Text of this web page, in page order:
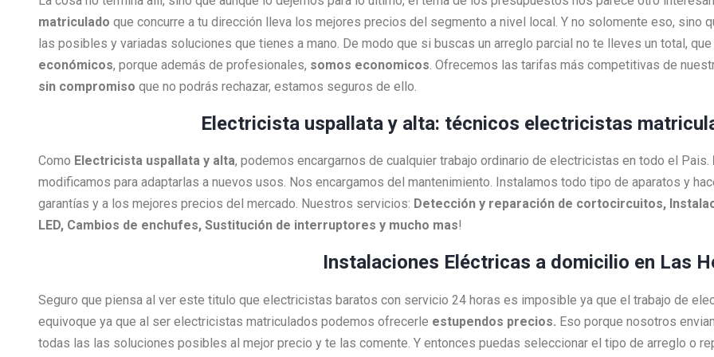
matriculado que concurre a tu dirección lleva los mejores precios del segmento a nivel local. Y no solomente eso, sino
las posibles y variadas soluciones que tienes a mano. De modo que si buscas un arreglo parcial no te lleves un total,
económicos, porque además de profesionales, somos economicos . Ofrecemos las tarifas más competitivas de
sin compromiso que no podrás rechazar, estamos seguros de ello.
Electricista uspallata y alta: técnicos electricistas
Como Electricista uspallata y alta, podemos encargarnos de cualquier trabajo ordinario de electricistas en todo el Pais.
modificamos para adaptarlas a nuevos usos. Nos encargamos del mantenimiento. Instalamos todo tipo de aparatos y
garantías y a los mejores precios del mercado. Nuestros servicios: Detección y reparación de cortocircuitos,
LED, Cambios de enchufes, Sustitución de interruptores y mucho mas!
Instalaciones Eléctricas a domicilio en Las
Seguro que piensa al ver este titulo que electricistas baratos con servicio 24 horas es imposible ya que el trabajo de
equivoque ya que al ser electricistas matriculados podemos ofrecerle estupendos precios. Eso porque nosotros
todas las las soluciones posibles al mejor precio y te las comente. Y entonces puedas seleccionar el tipo de arreglo o